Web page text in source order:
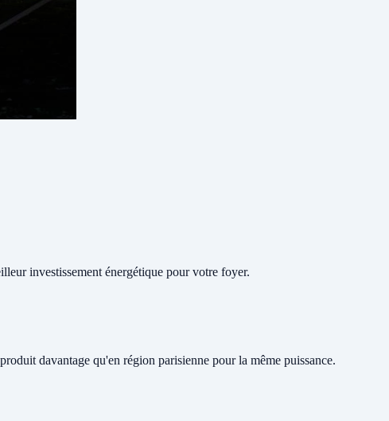
investissement énergétique pour votre foyer.
davantage qu'en région parisienne pour la même puissance.